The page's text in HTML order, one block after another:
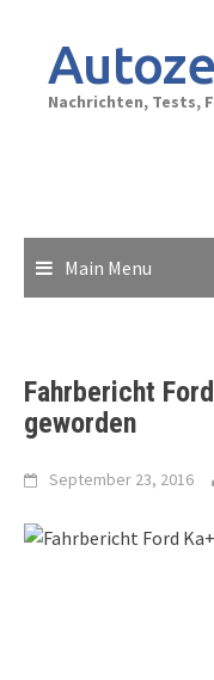
content
Nachrichten, Tests,
Main Menu
Fahrbericht
geworden
September 23, 2016